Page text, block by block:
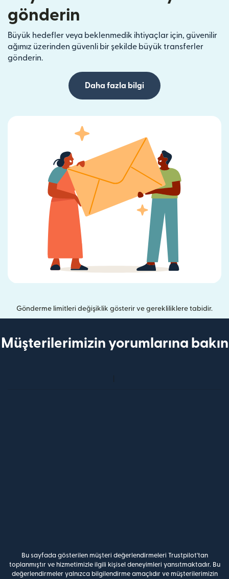
gönderin
Büyük hedefler veya beklenmedik ihtiyaçlar için, güvenilir
ağımız üzerinden güvenli bir şekilde büyük transferler
gönderin.
Daha fazla bilgi
Gönderme limitleri değişiklik gösterir ve gerekliliklere tabidir.
Müşterilerimizin yorumlarına bakın
Bu sayfada gösterilen müşteri değerlendirmeleri Trustpilot'tan
toplanmıştır ve hizmetimizle ilgili kişisel deneyimleri yansıtmaktadır. Bu
değerlendirmeler yalnızca bilgilendirme amaçlıdır ve müşterilerimizin